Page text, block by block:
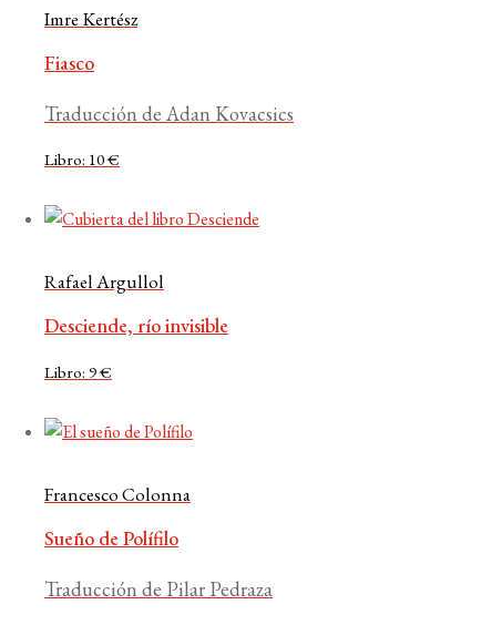
Imre Kertész
Fiasco
Traducción de Adan Kovacsics
Libro: 10 €
Rafael Argullol
Desciende, río invisible
Libro: 9 €
Francesco Colonna
Sueño de Polífilo
Traducción de Pilar Pedraza